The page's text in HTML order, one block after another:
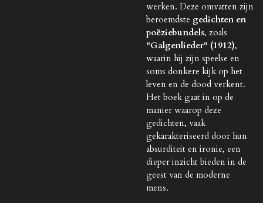
werken. Deze omvatten zijn
beroemdste gedichten en
poëziebundels, zoals
"Galgenlieder" (1912),
waarin hij zijn speelse en
soms donkere kijk op het
leven en de dood verkent.
Het boek gaat in op de
manier waarop deze
gedichten, vaak
gekarakteriseerd door hun
absurditeit en ironie, een
dieper inzicht bieden in de
geest van de moderne
mens.